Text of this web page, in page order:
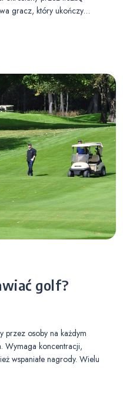
gracz, który ukończy…
golf?
przez osoby na każdym
Wymaga koncentracji,
wspaniałe nagrody. Wielu